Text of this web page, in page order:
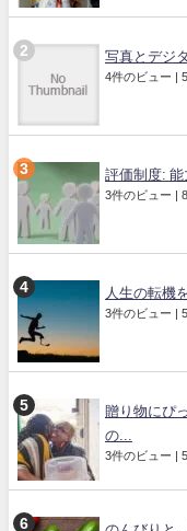
写真とデジ
4件のビュー |
評価制度:
3件のビュー |
人生の転機
3件のビュー |
贈り物にぴ
の...
3件のビュー |